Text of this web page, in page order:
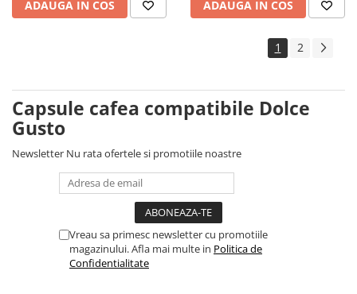
ADAUGA IN COS ADAUGA IN COS
1 2
Capsule cafea compatibile Dolce
Gusto
Newsletter Nu rata ofertele si promotiile noastre
Vreau sa primesc newsletter cu promotiile
magazinului. Afla mai multe in Politica de
Confidentialitate